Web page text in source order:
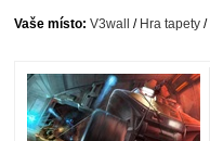
Vaše místo: V3wall / Hra tapety /